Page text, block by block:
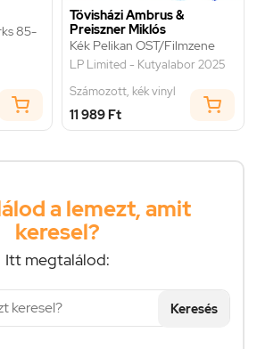
85-
Tövisházi Ambrus &
Preiszner Miklós
Kék Pelikan OST/Filmzene
LP Limited - Kutyalabor 2025
Számozott, kék vinyl
11 989 Ft
a lemezt, amit
keresel?
Itt megtalálod:
Keresés